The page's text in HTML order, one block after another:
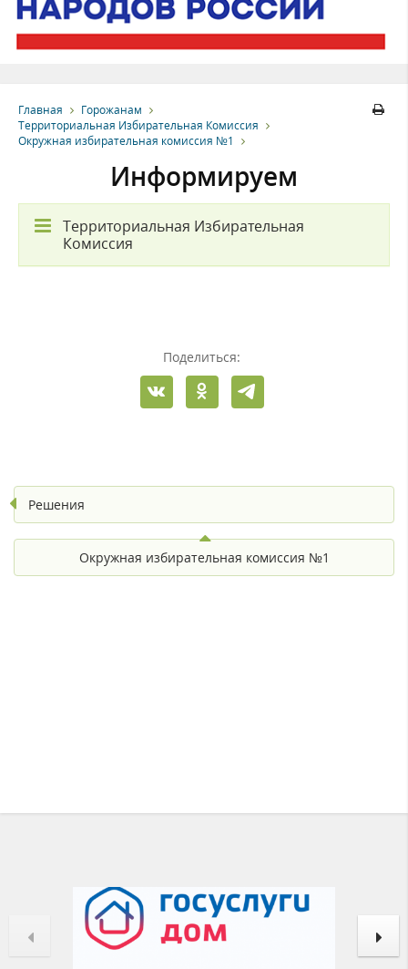
Главная
Горожанам
Территориальная Избирательная Комиссия
Окружная избирательная комиссия №1
Информируем
Территориальная Избирательная
Комиссия
Поделиться:
Решения
Окружная избирательная комиссия №1